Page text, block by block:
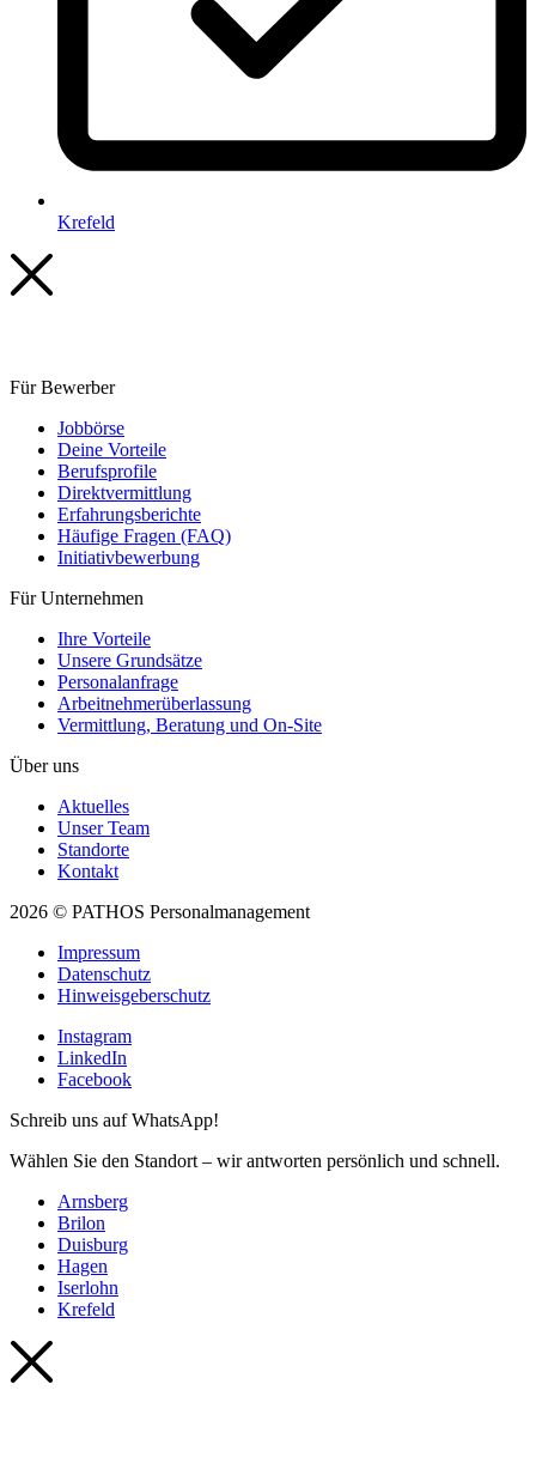
Krefeld
Für Bewerber
Jobbörse
Deine Vorteile
Berufsprofile
Direktvermittlung
Erfahrungsberichte
Häufige Fragen (FAQ)
Initiativ­bewerbung
Für Unternehmen
Ihre Vorteile
Unsere Grundsätze
Personal­anfrage
Arbeitnehmer­überlassung
Vermittlung, Beratung und On-Site
Über uns
Aktuelles
Unser Team
Standorte
Kontakt
2026 © PATHOS Personalmanagement
Impressum
Datenschutz
Hinweisgeberschutz
Instagram
LinkedIn
Facebook
Schreib uns auf WhatsApp!
Wählen Sie den Standort – wir antworten persönlich und schnell.
Arnsberg
Brilon
Duisburg
Hagen
Iserlohn
Krefeld